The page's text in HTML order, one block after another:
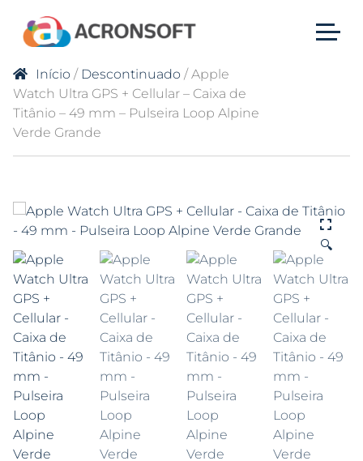
Início / Descontinuado / Apple
Watch Ultra GPS + Cellular – Caixa de
Titânio – 49 mm – Pulseira Loop Alpine
Verde Grande
🔍